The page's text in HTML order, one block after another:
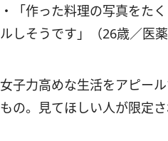
・「作った料理の写真をた
ルしそうです」（26歳／医
女子力高めな生活をアピー
もの。見てほしい人が限定